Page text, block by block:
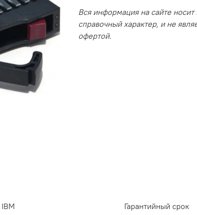
Вся информация на сайте
справочный характер, и не
офертой.
IBM Гарантийный срок